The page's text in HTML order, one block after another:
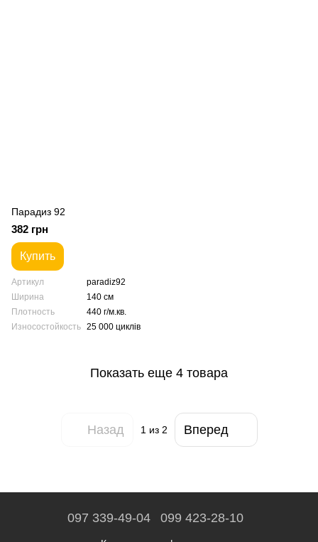
Парадиз 92
382 грн
Купить
Артикул
paradiz92
Ширина
140 см
Плотность
440 г/м.кв.
Износостойкость 25 000 циклів
Показать еще 4 товара
Назад 1 из 2 Вперед
097 339-49-04 099 423-28-10